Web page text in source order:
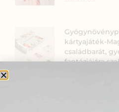
kártyajáték-
családbarát,
fantáziájára